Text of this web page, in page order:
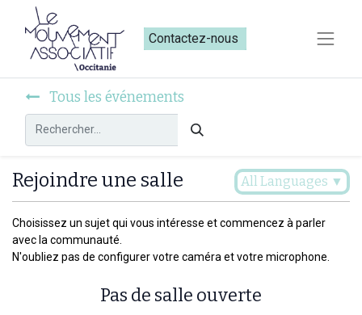
Contactez-nous​​
Tous les événements
Rejoindre une salle All Languages ▼
Choisissez un sujet qui vous intéresse et commencez à parler
avec la communauté.
N'oubliez pas de configurer votre caméra et votre microphone.
Pas de salle ouverte